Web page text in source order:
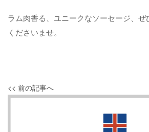
ラム肉香る、ユニークなソーセージ、ぜ
くださいませ。
<< 前の記事へ